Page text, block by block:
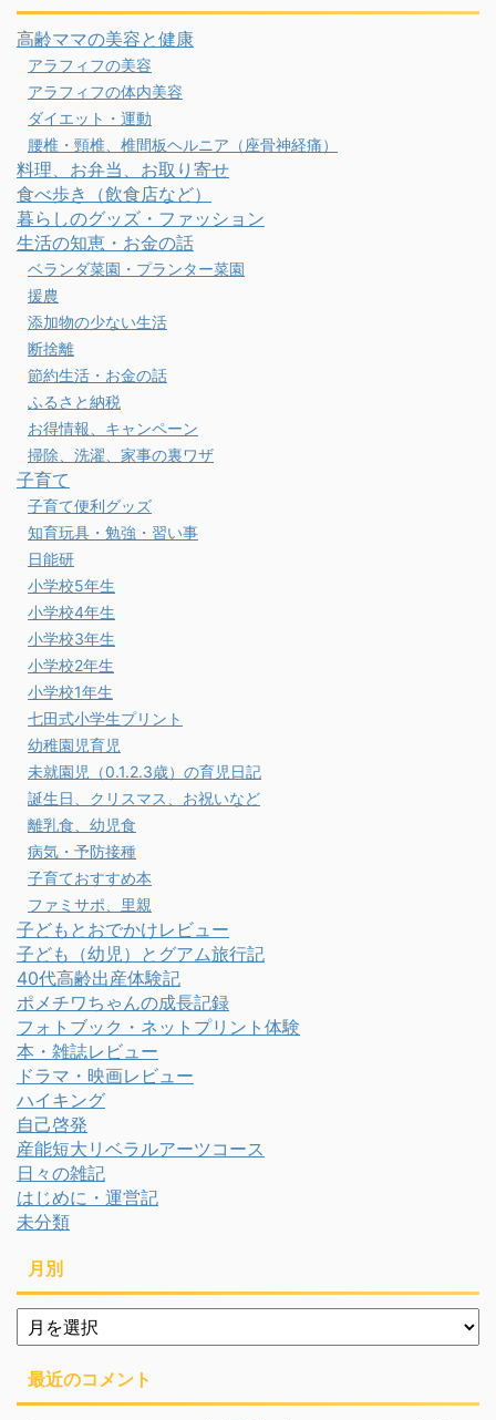
高齢ママの美容と健康
アラフィフの美容
アラフィフの体内美容
ダイエット・運動
腰椎・頸椎、椎間板ヘルニア（座骨神経痛）
料理、お弁当、お取り寄せ
食べ歩き（飲食店など）
暮らしのグッズ・ファッション
生活の知恵・お金の話
ベランダ菜園・プランター菜園
援農
添加物の少ない生活
断捨離
節約生活・お金の話
ふるさと納税
お得情報、キャンペーン
掃除、洗濯、家事の裏ワザ
子育て
子育て便利グッズ
知育玩具・勉強・習い事
日能研
小学校5年生
小学校4年生
小学校3年生
小学校2年生
小学校1年生
七田式小学生プリント
幼稚園児育児
未就園児（0.1.2.3歳）の育児日記
誕生日、クリスマス、お祝いなど
離乳食、幼児食
病気・予防接種
子育ておすすめ本
ファミサポ、里親
子どもとおでかけレビュー
子ども（幼児）とグアム旅行記
40代高齢出産体験記
ポメチワちゃんの成長記録
フォトブック・ネットプリント体験
本・雑誌レビュー
ドラマ・映画レビュー
ハイキング
自己啓発
産能短大リベラルアーツコース
日々の雑記
はじめに・運営記
未分類
月別
月
別
最近のコメント